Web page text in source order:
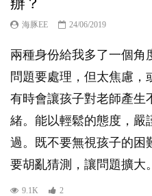
海豚EE 24/06/2019
兩種身份給我多了一個角
問題要處理，但太焦慮，
有時會讓孩子對老師產生
緒。能以輕鬆的態度，嚴
過。既不要無視孩子的困
要胡亂猜測，讓問題擴大
9.1K 2